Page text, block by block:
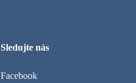
Sledujte nás
Facebook